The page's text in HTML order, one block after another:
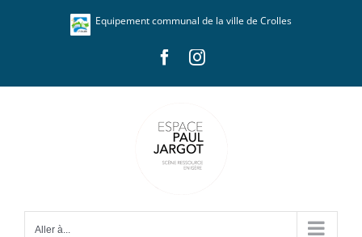
Equipement communal de la ville de Crolles
FacebookInstagram
Aller à...
Panneau de gestion des cookies